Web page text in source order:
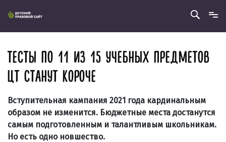
ТЕСТЫ ПО 11 ИЗ 15 УЧЕБНЫХ ПРЕДМЕТОВ
ЦТ СТАНУТ КОРОЧЕ
Вступительная кампания 2021 года кардинальным
образом не изменится. Бюджетные места достанутся
самым подготовленным и талантливым школьникам.
Но есть одно новшество.